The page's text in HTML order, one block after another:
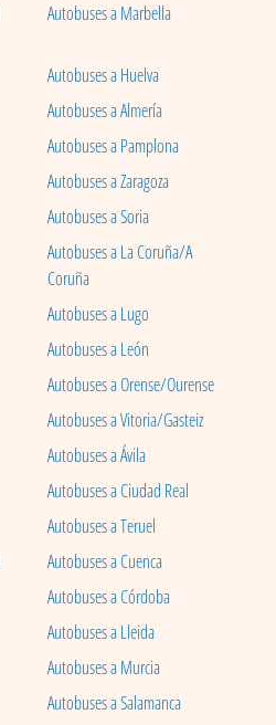
Autobuses a Marbella
Autobuses a Huelva
Autobuses a Almería
Autobuses a Pamplona
Autobuses a Zaragoza
Autobuses a Soria
Autobuses a La Coruña/A
Coruña
Autobuses a Lugo
Autobuses a León
Autobuses a Orense/Ourense
Autobuses a Vitoria/Gasteiz
Autobuses a Ávila
Autobuses a Ciudad Real
Autobuses a Teruel
Autobuses a Cuenca
Autobuses a Córdoba
Autobuses a Lleida
Autobuses a Murcia
Autobuses a Salamanca